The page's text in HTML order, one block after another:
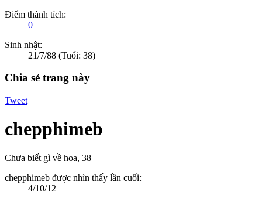
Điểm thành tích:
0
Sinh nhật:
21/7/88 (Tuổi: 38)
Chia sẻ trang này
Tweet
chepphimeb
Chưa biết gì về hoa, 38
chepphimeb được nhìn thấy lần cuối:
4/10/12